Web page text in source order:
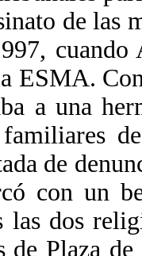
de las
cuando
ESMA.
a una
de
con un
las dos
de Plaza